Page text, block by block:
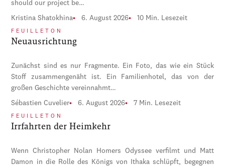
should our project be…
Kristina Shatokhina 6. August 2026 10 Min. Lesezeit
FEUILLETON
Neuausrichtung
Zunächst sind es nur Fragmente. Ein Foto, das wie ein Stück
Stoff zusammengenäht ist. Ein Familienhotel, das von der
großen Geschichte vereinnahmt…
Sébastien Cuvelier 6. August 2026 7 Min. Lesezeit
FEUILLETON
Irrfahrten der Heimkehr
Wenn Christopher Nolan Homers Odyssee verfilmt und Matt
Damon in die Rolle des Königs von Ithaka schlüpft, begegnen